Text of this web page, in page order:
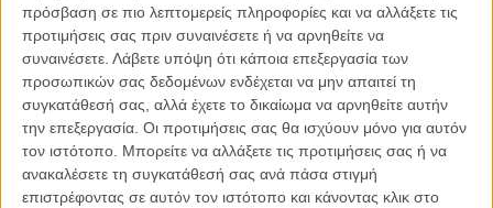
πρόσβαση σε πιο λεπτομερείς πληροφορίες και να αλλάξετε τις
προτιμήσεις σας πριν συναινέσετε ή να αρνηθείτε να
συναινέσετε. Λάβετε υπόψη ότι κάποια επεξεργασία των
προσωπικών σας δεδομένων ενδέχεται να μην απαιτεί τη
συγκατάθεσή σας, αλλά έχετε το δικαίωμα να αρνηθείτε αυτήν
την επεξεργασία. Οι προτιμήσεις σας θα ισχύουν μόνο για αυτόν
τον ιστότοπο. Μπορείτε να αλλάξετε τις προτιμήσεις σας ή να
ανακαλέσετε τη συγκατάθεσή σας ανά πάσα στιγμή
επιστρέφοντας σε αυτόν τον ιστότοπο και κάνοντας κλικ στο